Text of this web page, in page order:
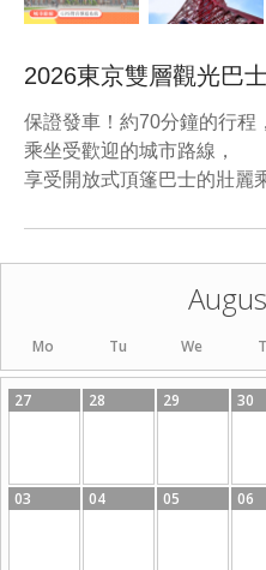
2026東京雙層觀光巴
保證發車！約70分鐘的行程，
乘坐受歡迎的城市路線，
享受開放式頂篷巴士的壯麗
Mo Tu We
27 28 29 30
03 04 05 06